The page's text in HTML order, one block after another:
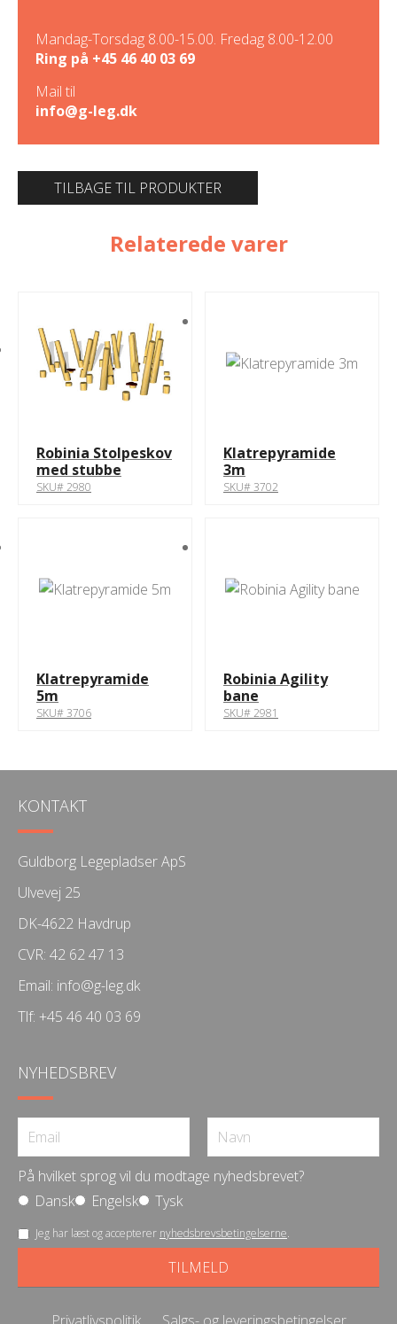
Mandag-Torsdag 8.00-15.00. Fredag 8.00-12.00
Ring på +45 46 40 03 69
Mail til
info@g-leg.dk
TILBAGE TIL PRODUKTER
Relaterede varer
Robinia Stolpeskov
med stubbe
SKU# 2980
Klatrepyramide
3m
SKU# 3702
Klatrepyramide
5m
SKU# 3706
Robinia Agility
bane
SKU# 2981
KONTAKT
Guldborg Legepladser ApS
Ulvevej 25
DK-4622 Havdrup
CVR: 42 62 47 13
Email: info@g-leg.dk
Tlf: +45 46 40 03 69
NYHEDSBREV
På hvilket sprog vil du modtage nyhedsbrevet?
Dansk
Engelsk Tysk
Jeg har læst og accepterer nyhedsbrevsbetingelserne.